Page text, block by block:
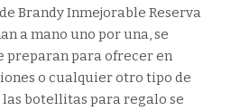
Brandy Inmejorable Reserva
a mano uno por una, se
preparan para ofrecer en
o cualquier otro tipo de
botellitas para regalo se